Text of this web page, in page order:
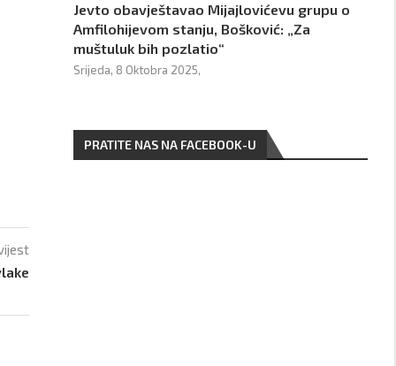
Jevto obavještavao Mijajlovićevu grupu o
Amfilohijevom stanju, Bošković: „Za
muštuluk bih pozlatio“
Srijeda, 8 Oktobra 2025,
PRATITE NAS NA FACEBOOK-U